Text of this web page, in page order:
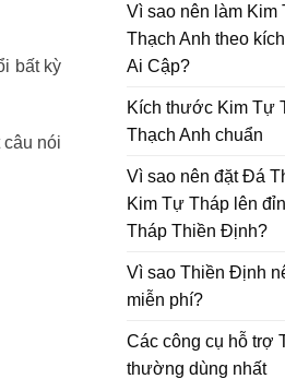
bất kỳ
nói
Vì sao nên làm Kim
Thạch Anh theo
Ai Cập?
Kích thước Kim Tự
Thạch Anh chuẩn
Vì sao nên đặt Đá
Kim Tự Tháp lên
Tháp Thiền Định?
Vì sao Thiền Định
miễn phí?
Các công cụ hỗ trợ
thường dùng nhất